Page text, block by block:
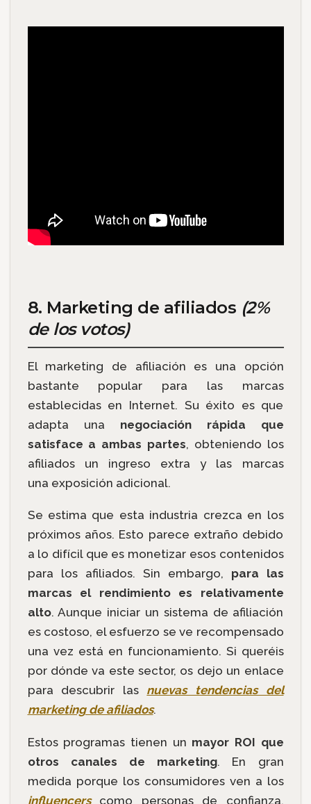
8. Marketing de afiliados (2%
de los votos)
El marketing de afiliación es una opción
bastante popular para las marcas
establecidas en Internet. Su éxito es que
adapta una negociación rápida que
satisface a ambas partes, obteniendo los
afiliados un ingreso extra y las marcas
una exposición adicional.
Se estima que esta industria crezca en los
próximos años. Esto parece extraño debido
a lo difícil que es monetizar esos contenidos
para los afiliados. Sin embargo, para las
marcas el rendimiento es relativamente
alto. Aunque iniciar un sistema de afiliación
es costoso, el esfuerzo se ve recompensado
una vez está en funcionamiento. Si queréis
por dónde va este sector, os dejo un enlace
para descubrir las nuevas tendencias del
marketing de afiliados.
Estos programas tienen un mayor ROI que
otros canales de marketing. En gran
medida porque los consumidores ven a los
influencerscomo personas de confianza.